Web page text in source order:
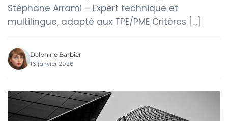
Stéphane Arrami – Expert technique et
multilingue, adapté aux TPE/PME Critères […]
Delphine Barbier
16 janvier 2026